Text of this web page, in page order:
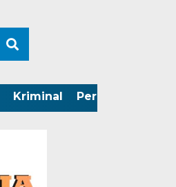
Kriminal Peristiwa